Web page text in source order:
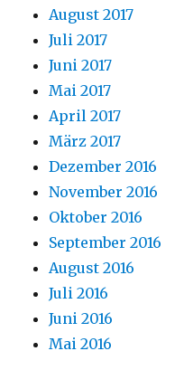
August 2017
Juli 2017
Juni 2017
Mai 2017
April 2017
März 2017
Dezember 2016
November 2016
Oktober 2016
September 2016
August 2016
Juli 2016
Juni 2016
Mai 2016